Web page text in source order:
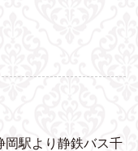
岡駅より静鉄バス千